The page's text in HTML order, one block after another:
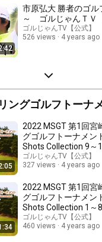
市原弘大 勝者のゴル
～ ゴルじゃんＴＶ
ゴルじゃんTV【公式】
526 views
4 years ago
ングゴルフトーナ
2022 MSGT 第1回宮
グゴルフトーナメン
Shots Collection 9～
ゴルじゃんTV【公式】
327 views
4 years ago
2022 MSGT 第1回宮
グゴルフトーナメン
Shots Collection 1～
ゴルじゃんTV【公式】
460 views
4 years ago